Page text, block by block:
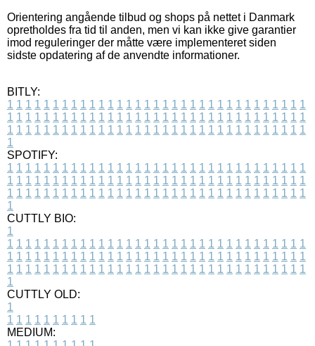
Orientering angående tilbud og shops på nettet i Danmark
opretholdes fra tid til anden, men vi kan ikke give garantier
imod reguleringer der måtte være implementeret siden
sidste opdatering af de anvendte informationer.
BITLY:
1 1 1 1 1 1 1 1 1 1 1 1 1 1 1 1 1 1 1 1 1 1 1 1 1 1 1 1 1 1 1 1 1
1 1 1 1 1 1 1 1 1 1 1 1 1 1 1 1 1 1 1 1 1 1 1 1 1 1 1 1 1 1 1 1 1
1 1 1 1 1 1 1 1 1 1 1 1 1 1 1 1 1 1 1 1 1 1 1 1 1 1 1 1 1 1 1 1 1
1
SPOTIFY:
1 1 1 1 1 1 1 1 1 1 1 1 1 1 1 1 1 1 1 1 1 1 1 1 1 1 1 1 1 1 1 1 1
1 1 1 1 1 1 1 1 1 1 1 1 1 1 1 1 1 1 1 1 1 1 1 1 1 1 1 1 1 1 1 1 1
1 1 1 1 1 1 1 1 1 1 1 1 1 1 1 1 1 1 1 1 1 1 1 1 1 1 1 1 1 1 1 1 1
1
CUTTLY BIO:
1
1 1 1 1 1 1 1 1 1 1 1 1 1 1 1 1 1 1 1 1 1 1 1 1 1 1 1 1 1 1 1 1 1
1 1 1 1 1 1 1 1 1 1 1 1 1 1 1 1 1 1 1 1 1 1 1 1 1 1 1 1 1 1 1 1 1
1 1 1 1 1 1 1 1 1 1 1 1 1 1 1 1 1 1 1 1 1 1 1 1 1 1 1 1 1 1 1 1 1
1
CUTTLY OLD:
1
1 1 1 1 1 1 1 1 1 1
MEDIUM: